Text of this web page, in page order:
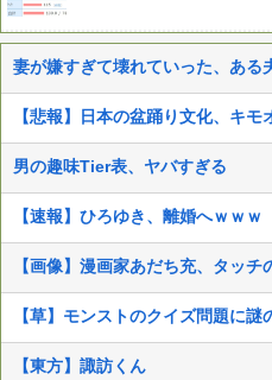
妻が嫌すぎて壊れていった、ある
【悲報】日本の盆踊り文化、キ
男の趣味Tier表、ヤバすぎる
【速報】ひろゆき、離婚へｗｗｗ
【草】モンストのクイズ問題に
【東方】諏訪くん